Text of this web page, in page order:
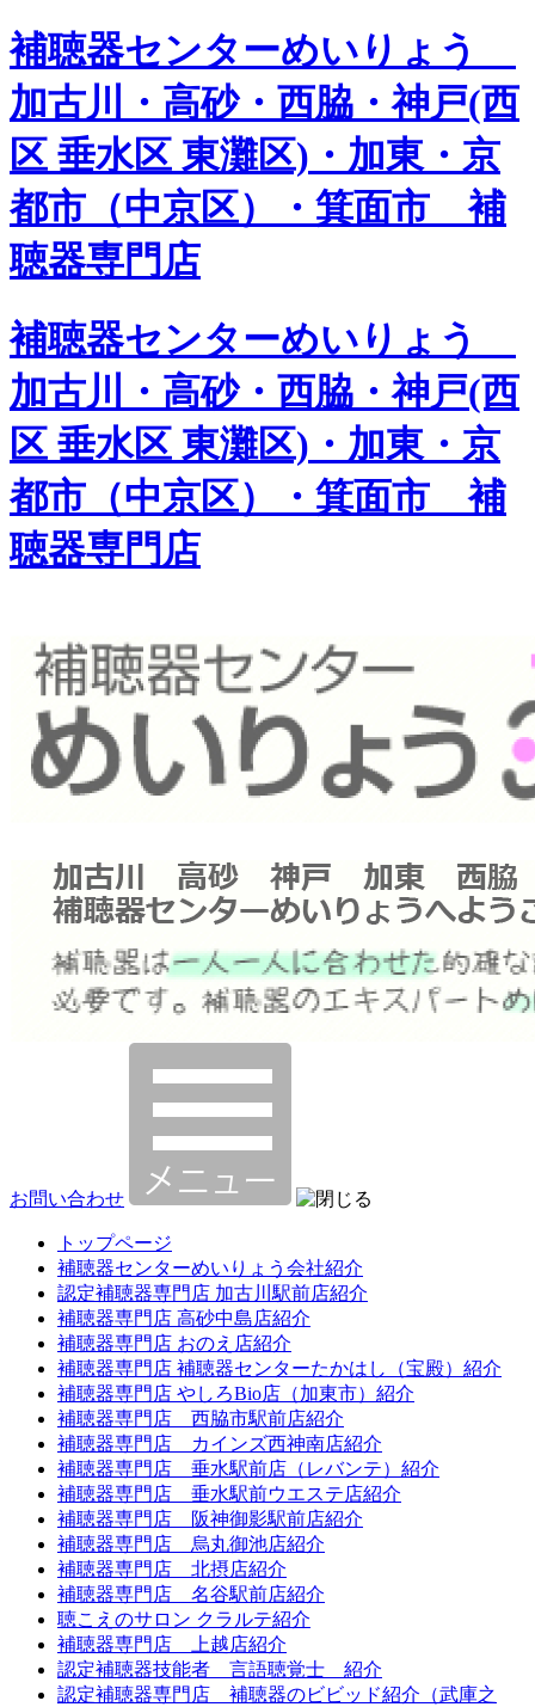
補聴器センターめいりょう
加古川・高砂・西脇・神戸(西
区 垂水区 東灘区)・加東・京
都市（中京区）・箕面市 補
聴器専門店
補聴器センターめいりょう
加古川・高砂・西脇・神戸(西
区 垂水区 東灘区)・加東・京
都市（中京区）・箕面市 補
聴器専門店
お問い合わせ
トップページ
補聴器センターめいりょう会社紹介
認定補聴器専門店 加古川駅前店紹介
補聴器専門店 高砂中島店紹介
補聴器専門店 おのえ店紹介
補聴器専門店 補聴器センターたかはし（宝殿）紹介
補聴器専門店 やしろBio店（加東市）紹介
補聴器専門店 西脇市駅前店紹介
補聴器専門店 カインズ西神南店紹介
補聴器専門店 垂水駅前店（レバンテ）紹介
補聴器専門店 垂水駅前ウエステ店紹介
補聴器専門店 阪神御影駅前店紹介
補聴器専門店 烏丸御池店紹介
補聴器専門店 北摂店紹介
補聴器専門店 名谷駅前店紹介
聴こえのサロン クラルテ紹介
補聴器専門店 上越店紹介
認定補聴器技能者 言語聴覚士 紹介
認定補聴器専門店 補聴器のビビッド紹介（武庫之